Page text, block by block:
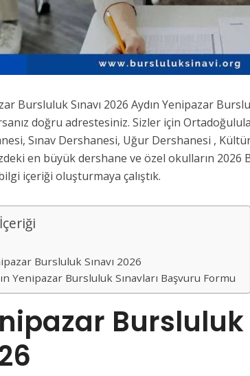
Bursluluk Sınavı 2026 Aydın Yenipazar
doğru adrestesiniz. Sizler için
Sınav Dershanesi, Uğur Dershanesi ,
en büyük dershane ve özel okulların 2026
içeriği oluşturmaya çalıştık.
Bursluluk Sınavı 2026
Yenipazar Bursluluk Sınavları Başvuru Formu
Bursluluk